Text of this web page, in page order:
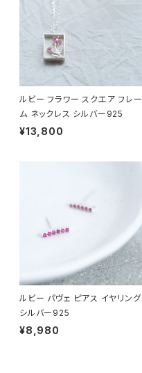
ルビー フラワー スクエア フレー
ム ネックレス シルバー925
¥13,800
ルビー パヴェ ピアス イヤリング
シルバー925
¥8,980